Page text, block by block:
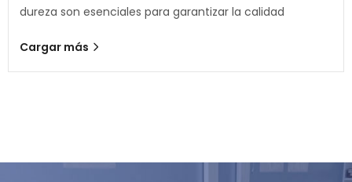
dureza son esenciales para garantizar la calidad
Cargar más